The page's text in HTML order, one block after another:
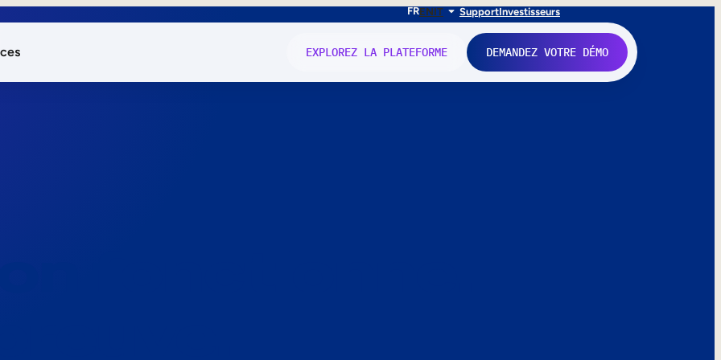
FRENIT SupportInvestisseurs
EXPLOREZ LA PLATEFORME DEMANDEZ VOTRE DÉMO